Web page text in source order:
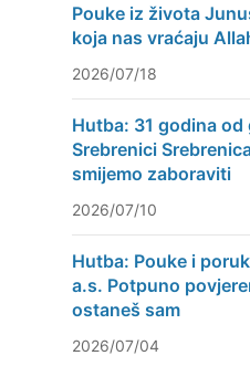
Pouke iz života
koja nas vraćaju
2026/07/18
Hutba: 31 godina od
Srebrenici
smijemo zaboraviti
2026/07/10
Hutba: Pouke i
a.s. Potpuno
ostaneš sam
2026/07/04